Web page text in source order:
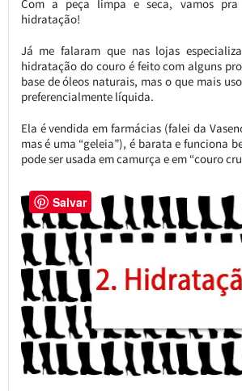
Com a peça limpa e seca, vamos pra
hidratação!
Já me falaram que nas lojas
hidratação do couro é feito com alguns
base de óleos naturais, mas o que mais
preferencialmente líquida.
Ela é vendida em farmácias (falei da
mas é uma “geleia”), é barata e funciona
pode ser usada em camurça e em “couro
Salvar